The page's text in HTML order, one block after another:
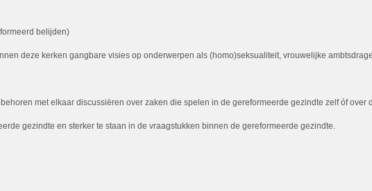
belijden)
deze kerken gangbare visies op onderwerpen als (homo)seksualiteit, vrouwelijke
met elkaar discussiëren over zaken die spelen in de gereformeerde gezindte zelf óf over
gezindte en sterker te staan in de vraagstukken binnen de gereformeerde gezindte.